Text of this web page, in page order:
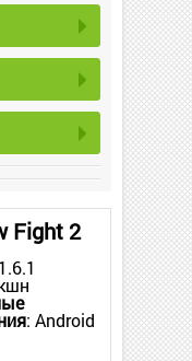
Fight 2
: Android